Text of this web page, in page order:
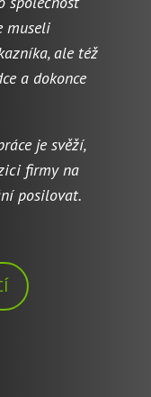
museli
ale též
a dokonce
je svěží,
firmy na
posilovat.